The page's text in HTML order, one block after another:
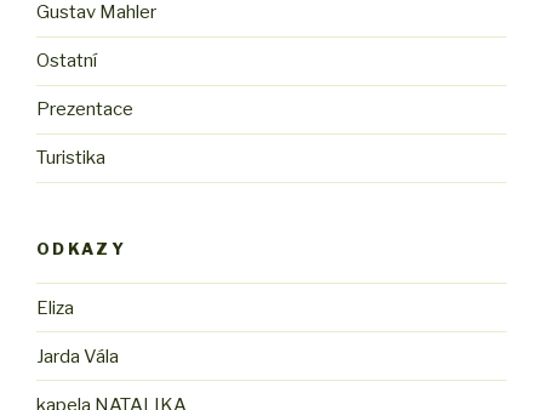
Gustav Mahler
Ostatní
Prezentace
Turistika
ODKAZY
Eliza
Jarda Vála
kapela NATALIKA